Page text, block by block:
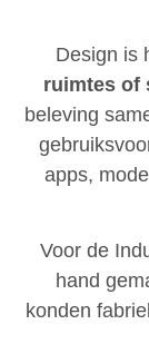
Design is
ruimtes of
beleving
apps,
Voor de
hand
konden